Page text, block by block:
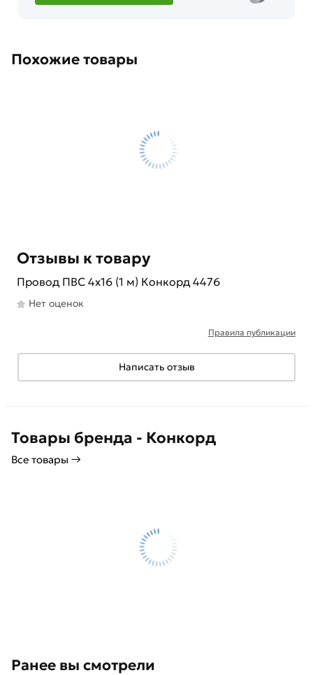
Похожие товары
Отзывы к товару
Провод ПВС 4х16 (1 м) Конкорд 4476
Нет оценок
Правила публикации
Написать отзыв
Товары бренда - Конкорд
Все товары →
Ранее вы смотрели